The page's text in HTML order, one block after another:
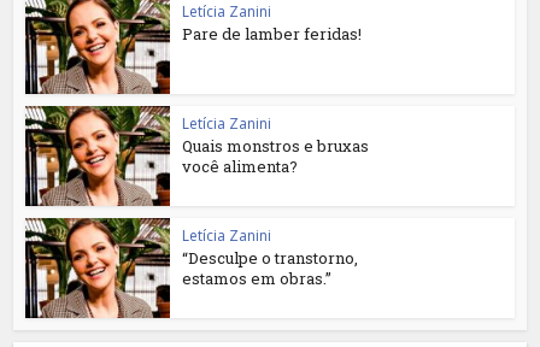
Letícia Zanini
Pare de lamber feridas!
Letícia Zanini
Quais monstros e bruxas
você alimenta?
Letícia Zanini
“Desculpe o transtorno,
estamos em obras.”